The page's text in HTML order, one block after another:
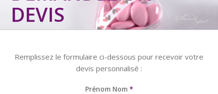
DEVIS
Remplissez le formulaire ci-dessous pour recevoir votre
devis personnalisé :
Prénom Nom *